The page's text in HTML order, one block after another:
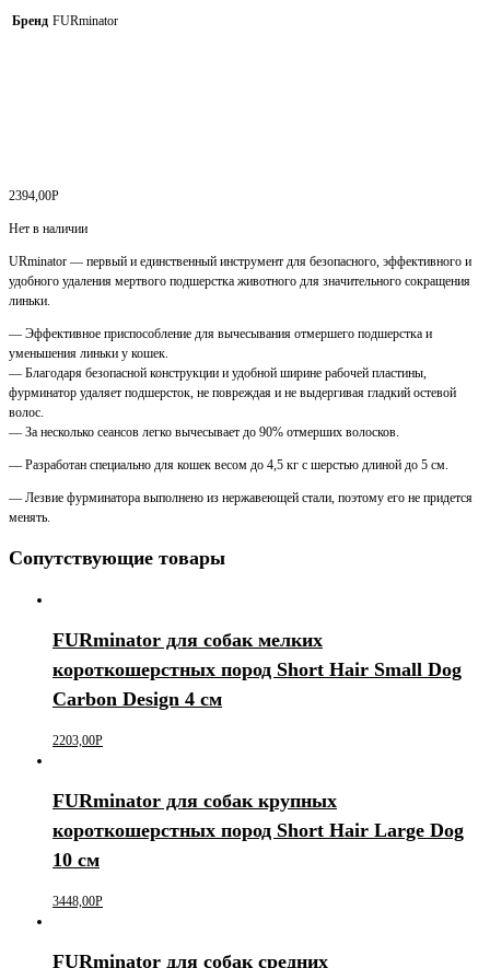
Бренд FURminator
2394,00Р
Нет в наличии
URminator — первый и единственный инструмент для безопасного, эффективного и
удобного удаления мертвого подшерстка животного для значительного сокращения
линьки.
— Эффективное приспособление для вычесывания отмершего подшерстка и
уменьшения линьки у кошек.
— Благодаря безопасной конструкции и удобной ширине рабочей пластины,
фурминатор удаляет подшерсток, не повреждая и не выдергивая гладкий остевой
волос.
— За несколько сеансов легко вычесывает до 90% отмерших волосков.
— Разработан специально для кошек весом до 4,5 кг с шерстью длиной до 5 см.
— Лезвие фурминатора выполнено из нержавеющей стали, поэтому его не придется
менять.
Сопутствующие товары
FURminator для собак мелких
короткошерстных пород Short Hair Small Dog
Carbon Design 4 см
2203,00Р
FURminator для собак крупных
короткошерстных пород Short Hair Large Dog
10 см
3448,00Р
FURminator для собак средних